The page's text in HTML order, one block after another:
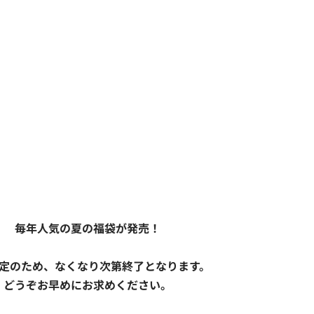
毎年人気の夏の福袋が発売！
のため、なくなり次第終了となります。
どうぞお早めにお求めください。